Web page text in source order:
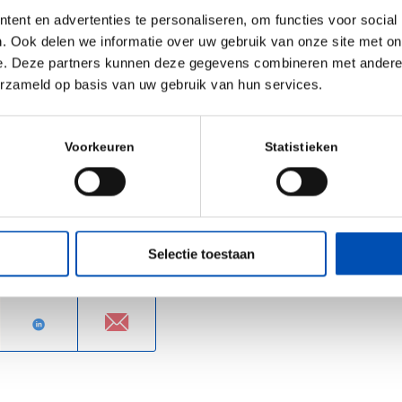
en advertenties te personaliseren, om functies voor
Ook delen we informatie over uw gebruik van onze site met
Deze partners kunnen deze gegevens combineren met
op basis van uw gebruik van hun services.
Voorkeuren Statistieken
Selectie toestaan
and
those who are
health-
International
for you.